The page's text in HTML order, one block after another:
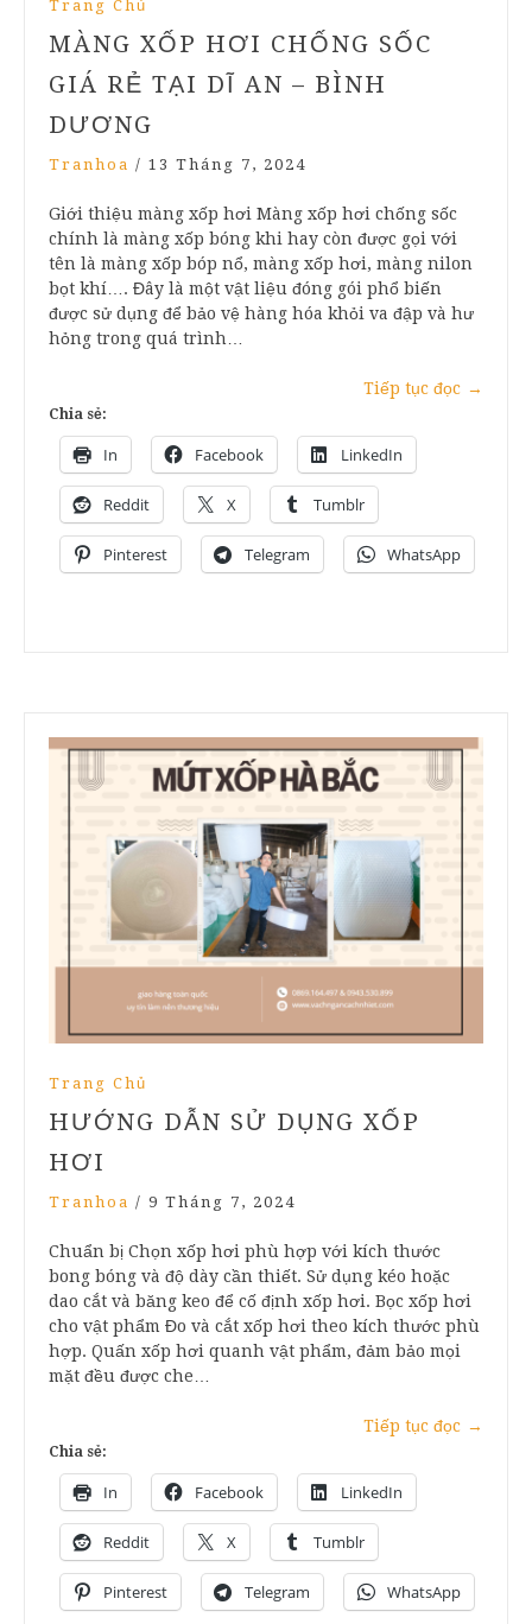
Trang Chủ
MÀNG XỐP HƠI CHỐNG SỐC
GIÁ RẺ TẠI DĨ AN – BÌNH
DƯƠNG
Tranhoa / 13 Tháng 7, 2024
Giới thiệu màng xốp hơi Màng xốp hơi chống sốc
chính là màng xốp bóng khi hay còn được gọi với
tên là màng xốp bóp nổ, màng xốp hơi, màng nilon
bọt khí…. Đây là một vật liệu đóng gói phổ biến
được sử dụng để bảo vệ hàng hóa khỏi va đập và hư
hỏng trong quá trình…
Tiếp tục đọc →
Chia sẻ:
In Facebook LinkedIn
Reddit X Tumblr
Pinterest Telegram WhatsApp
Trang Chủ
HƯỚNG DẪN SỬ DỤNG XỐP
HƠI
Tranhoa / 9 Tháng 7, 2024
Chuẩn bị Chọn xốp hơi phù hợp với kích thước
bong bóng và độ dày cần thiết. Sử dụng kéo hoặc
dao cắt và băng keo để cố định xốp hơi. Bọc xốp hơi
cho vật phẩm Đo và cắt xốp hơi theo kích thước phù
hợp. Quấn xốp hơi quanh vật phẩm, đảm bảo mọi
mặt đều được che…
Tiếp tục đọc →
Chia sẻ:
In Facebook LinkedIn
Reddit X Tumblr
Pinterest Telegram WhatsApp